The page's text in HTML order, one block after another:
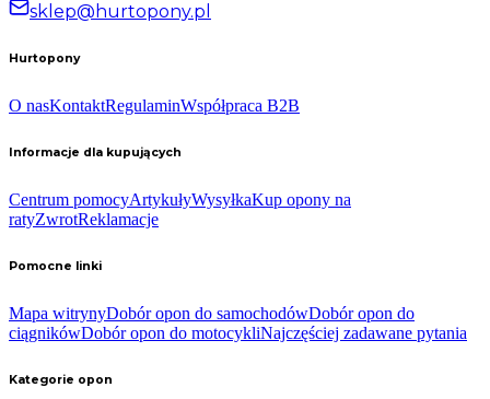
sklep@hurtopony.pl
Hurtopony
O nasKontaktRegulaminWspółpraca B2B
Informacje dla kupujących
Centrum pomocyArtykułyWysyłkaKup opony na
ratyZwrotReklamacje
Pomocne linki
Mapa witrynyDobór opon do samochodówDobór opon do
ciągnikówDobór opon do motocykliNajczęściej zadawane pytania
Kategorie opon